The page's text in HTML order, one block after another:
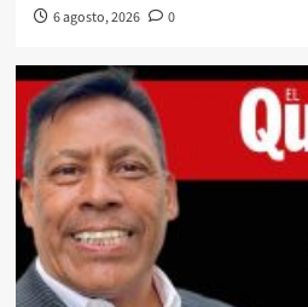
6 agosto, 2026 0